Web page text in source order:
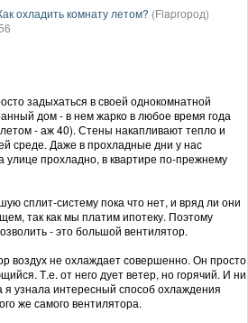
охладить комнату летом? (Flapгород)
задыхаться в своей однокомнатной
дом - в нем жарко в любое время года
- аж 40). Стены накапливают тепло и
среде. Даже в прохладные дни у нас
улице прохладно, в квартире по-прежнему
сплит-систему пока что нет, и вряд ли они
так как мы платим ипотеку. Поэтому
- это большой вентилятор.
воздух не охлаждает совершенно. Он просто
Т.е. от него дует ветер, но горячий. И ни
я узнала интересный способ охлаждения
же самого вентилятора.